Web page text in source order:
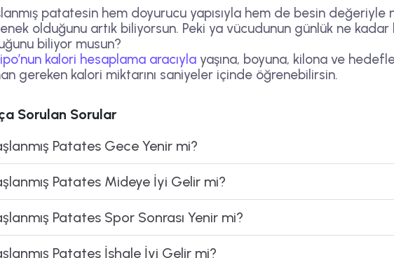
patatesin hem doyurucu yapısıyla hem de besin
olduğunu artık biliyorsun. Peki ya vücudunun günlük ne kadar
biliyor musun?
kalori hesaplama aracıyla yaşına, boyuna, kilona ve
gereken kalori miktarını saniyeler içinde öğrenebilirsin.
Sorulan Sorular
Patates Gece Yenir mi?
Patates Mideye İyi Gelir mi?
Patates Spor Sonrası Yenir mi?
Patates İshale İyi Gelir mi?